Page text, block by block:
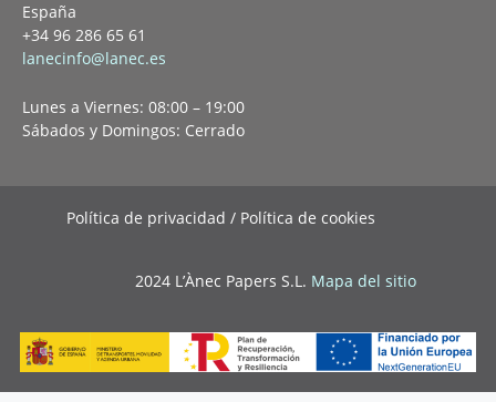
España
+34 96 286 65 61
lanecinfo@lanec.es
Lunes a Viernes: 08:00 – 19:00
Sábados y Domingos: Cerrado
Política de privacidad / Política de cookies
2024 L’Ànec Papers S.L. Mapa del sitio